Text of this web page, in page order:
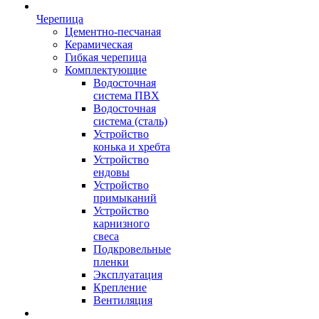
Черепица
Цементно-песчаная
Керамическая
Гибкая черепица
Комплектующие
Водосточная
система ПВХ
Водосточная
система (сталь)
Устройство
конька и хребта
Устройство
ендовы
Устройство
примыканий
Устройство
карнизного
свеса
Подкровельные
пленки
Эксплуатация
Крепление
Вентиляция